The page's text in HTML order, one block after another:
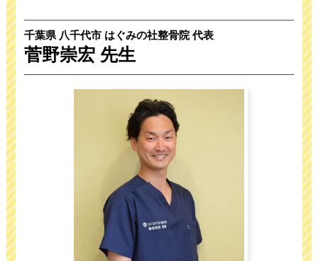
千葉県 八千代市 はぐみの社整骨院 代表
菅野崇宏 先生